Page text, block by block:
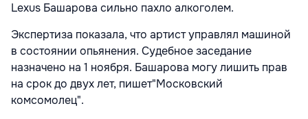
Lexus Башарова сильно пахло алкоголем.
Экспертиза показала, что артист управлял машиной
в состоянии опьянения. Судебное заседание
назначено на 1 ноября. Башарова могу лишить прав
на срок до двух лет, пишет"Московский
комсомолец".